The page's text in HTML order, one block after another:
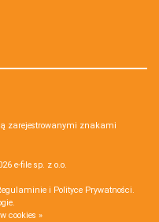
zarejestrowanymi znakami
e-file sp. z o.o.
i Polityce Prywatności.
.
cookies »